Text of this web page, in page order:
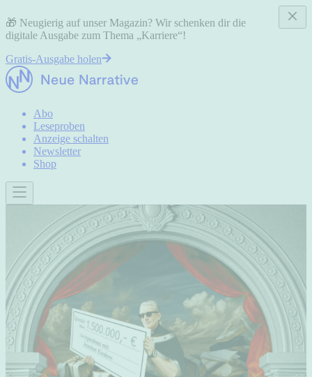
🎁 Neugierig auf unser Magazin? Wir schenken dir die
digitale Ausgabe zum Thema „Karriere“!
Gratis-Ausgabe holen
Abo
Leseproben
Anzeige schalten
Newsletter
Shop